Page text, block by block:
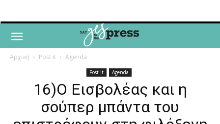
Αρχική Post it Agenda
Post it Agenda
16)Ο Εισβολέας και η
σούπερ μπάντα του